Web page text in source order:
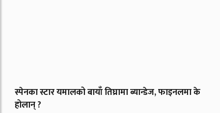
स्पेनका स्टार यमालको बायाँ तिघ्रामा ब्यान्डेज, फाइनलमा के
होलान् ?